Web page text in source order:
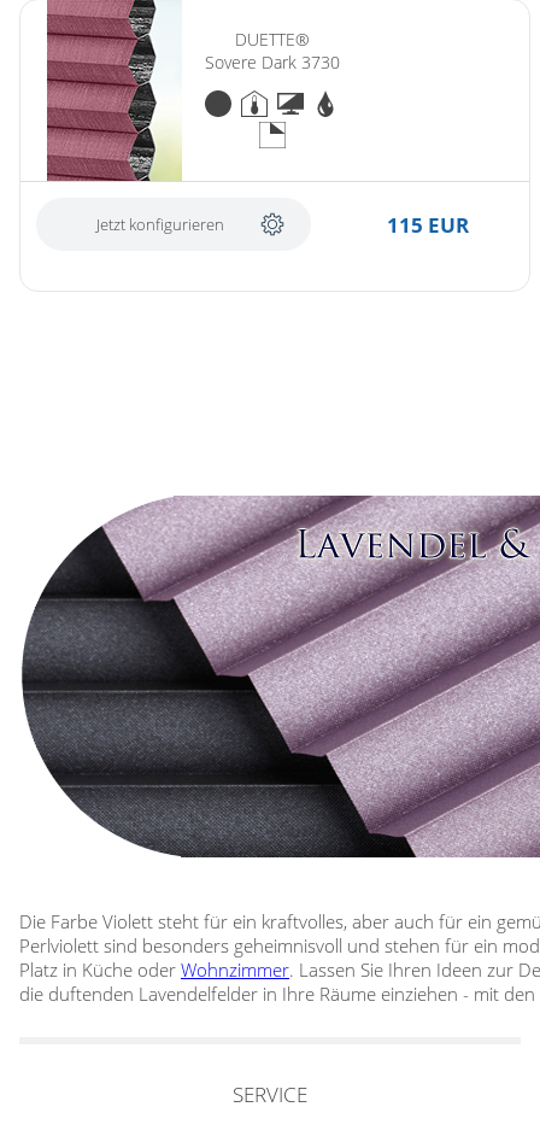
DUETTE®
Sovere Dark 3730
Jetzt konfigurieren 115 EUR
Die Farbe Violett steht für ein kraftvolles, aber auch für ein
Perlviolett sind besonders geheimnisvoll und stehen für ein
Platz in Küche oder Wohnzimmer. Lassen Sie Ihren Ideen zur
die duftenden Lavendelfelder in Ihre Räume einziehen - mit
SERVICE